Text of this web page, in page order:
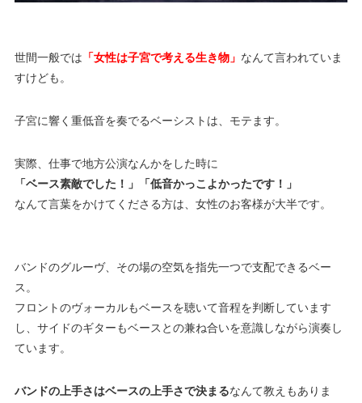
世間一般では 「女性は子宮で考える生き物」 なんて言われていま
すけども。
子宮に響く重低音を奏でるベーシストは、モテます。
実際、仕事で地方公演なんかをした時に
「ベース素敵でした！」「低音かっこよかったです！」
なんて言葉をかけてくださる方は、女性のお客様が大半です。
バンドのグルーヴ、その場の空気を指先一つで支配できるベー
ス。
フロントのヴォーカルもベースを聴いて音程を判断しています
し、サイドのギターもベースとの兼ね合いを意識しながら演奏し
ています。
バンドの上手さはベースの上手さで決まるなんて教えもありま